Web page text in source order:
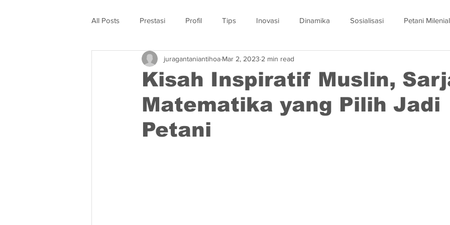
All Posts Prestasi Profil Tips Inovasi Dinamika Sosialisasi Petani Milenial
Kisah Inspiratif Muslin,
Matematika yang Pilih Jadi
Petani
juragantaniantihoa Mar 2, 2023 2 min read